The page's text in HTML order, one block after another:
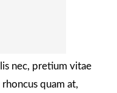
nec, pretium vitae
quam at,